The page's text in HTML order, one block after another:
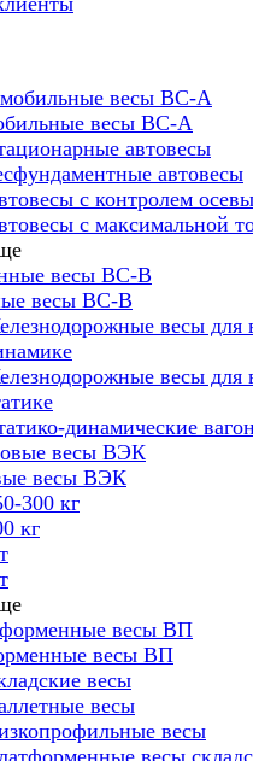
весы ВС-А
автовесы
автовесы
с контролем
с максимальной
весы ВС-В
весы для
весы для
динамические
весы ВЭК
300 кг
кг
весы ВП
весы
весы
весы
весы